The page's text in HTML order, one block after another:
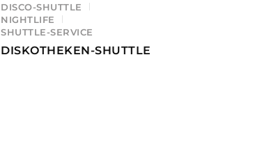
DISCO-SHUTTLE
NIGHTLIFE
SHUTTLE-SERVICE
DISKOTHEKEN-SHUTTLE